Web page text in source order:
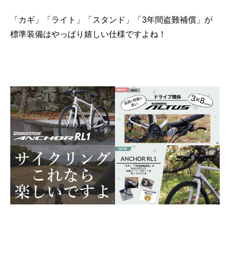
「カギ」「ライト」「スタンド」「3年間盗難補償」が
標準装備はやっぱり嬉しい仕様ですよね！